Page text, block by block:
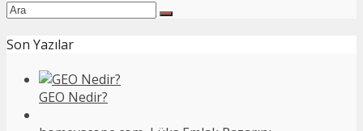
Son Yazılar
GEO Nedir?